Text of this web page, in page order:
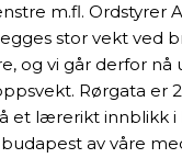
m.fl. Ordstyrer
stor vekt ved
og vi går derfor
Rørgata er
et lærerikt innblikk
av våre